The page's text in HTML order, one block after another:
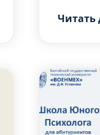
Читать